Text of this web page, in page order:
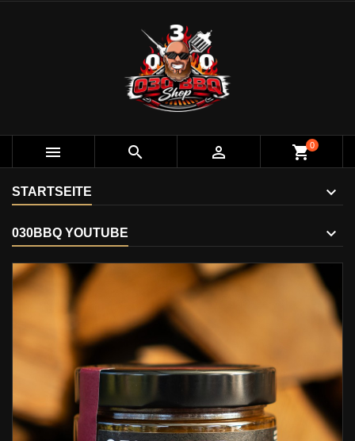
   shopping_cart0
STARTSEITE
030BBQ YOUTUBE